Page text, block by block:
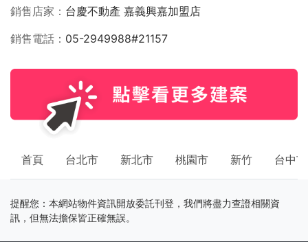
銷售店家
台慶不動產 嘉義興嘉加盟店
銷售電話
05-2949988#21157
首頁 台北市 新北市 桃園市 新竹 台中市
提醒您：本網站物件資訊開放委託刊登，我們將盡力查證相關資
訊，但無法擔保皆正確無誤。